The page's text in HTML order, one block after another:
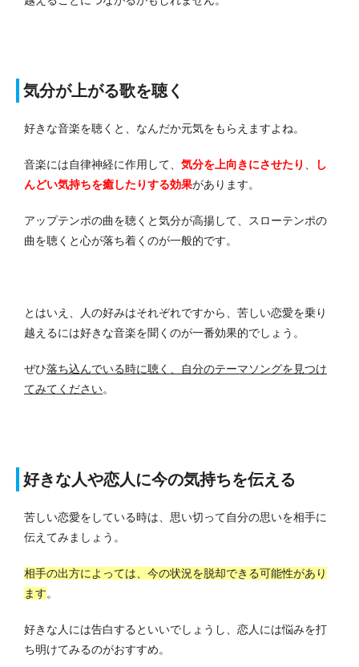
気分が上がる歌を聴く
好きな音楽を聴くと、なんだか元気をもらえますよね。
音楽には自律神経に作用して、 気分を上向きにさせたり
し
んどい気持ちを癒したりする効果があります。
アップテンポの曲を聴くと気分が高揚して、スローテンポの
曲を聴くと心が落ち着くのが一般的です。
とはいえ、人の好みはそれぞれですから、苦しい恋愛を乗り
越えるには好きな音楽を聞くのが一番効果的でしょう。
ぜひ落ち込んでいる時に聴く、自分のテーマソングを見つけ
てみてください。
好きな人や恋人に今の気持ちを伝える
苦しい恋愛をしている時は、思い切って自分の思いを相手に
伝えてみましょう。
相手の出方によっては、今の状況を脱却できる可能性があり
ます。
好きな人には告白するといいでしょうし、恋人には悩みを打
ち明けてみるのがおすすめ。